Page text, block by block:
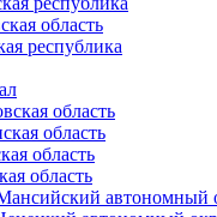
область
республика
область
область
область
область
автономный